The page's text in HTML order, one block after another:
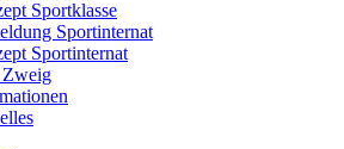
Sportklasse
Sportinternat
Sportinternat